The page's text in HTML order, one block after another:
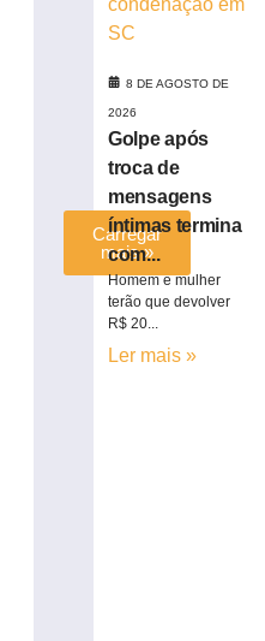
Carregar
mais »
8 DE AGOSTO DE
2026
Golpe após
troca de
mensagens
íntimas termina
com...
Homem e mulher
terão que devolver
R$ 20...
Ler mais »